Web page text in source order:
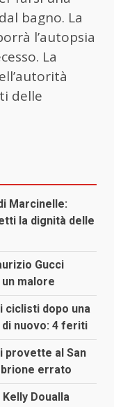
bagno. La
l’autopsia
La
delle
Marcinelle:
la dignità delle
Gucci
malore
ciclisti dopo una
nuovo: 4 feriti
provette al San
errato
Doualla